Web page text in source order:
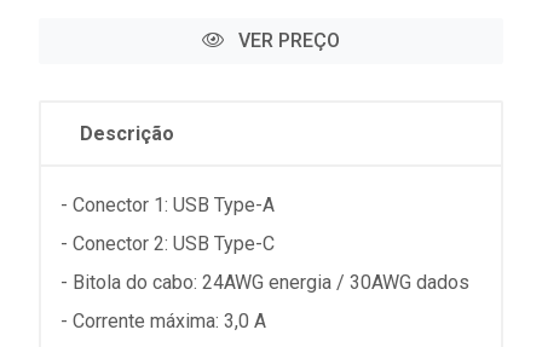
VER PREÇO
Descrição
- Conector 1: USB Type-A
- Conector 2: USB Type-C
- Bitola do cabo: 24AWG energia / 30AWG dados
- Corrente máxima: 3,0 A